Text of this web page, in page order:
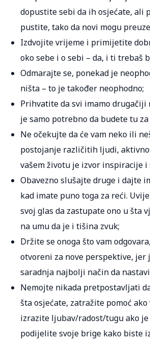
dopustite sebi da ih osjećate, ali
pustite, tako da novi mogu
Izdvojite vrijeme i primijetite
oko sebe i o sebi – da, i ti trebaš
Odmarajte se, ponekad je
ništa – to je također neophodno;
Prihvatite da svi imamo drugačiji
je samo potrebno da budete tu za
Ne očekujte da će vam neko ili
postojanje različitih ljudi,
vašem životu je izvor inspiracije i
Obavezno slušajte druge i dajte
kad imate puno toga za reći.
svoj glas da zastupate ono u šta
na umu da je i tišina zvuk;
Držite se onoga što vam
otvoreni za nove perspektive, jer
saradnja najbolji način da
Nemojte nikada pretpostavljati
šta osjećate, zatražite pomoć
izrazite ljubav/radost/tugu ako je
podijelite svoje brige kako biste